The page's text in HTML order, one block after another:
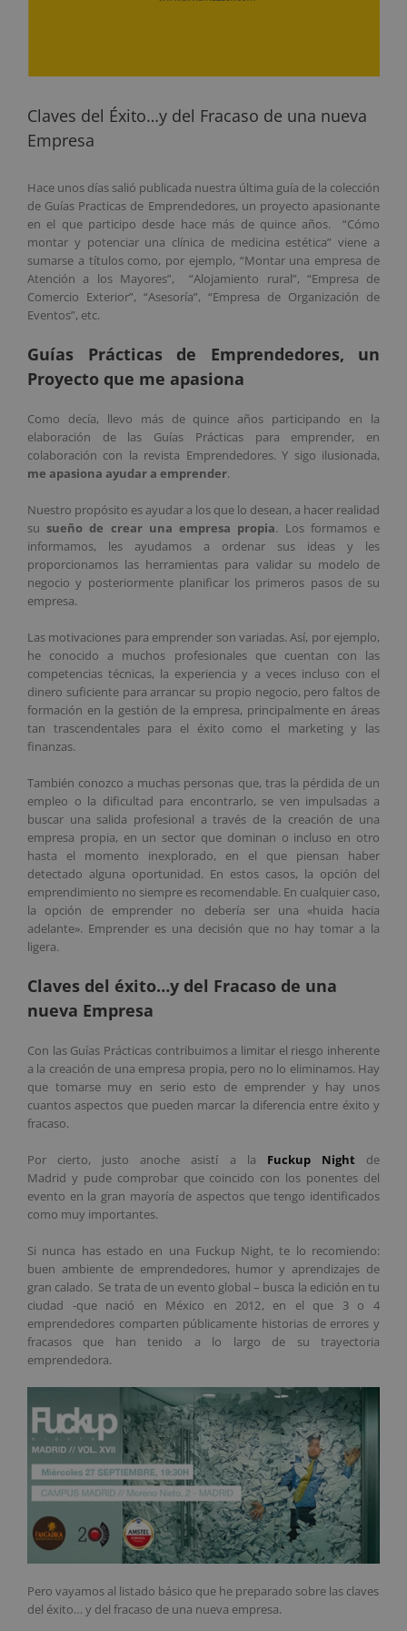
Claves del Éxito…y del Fracaso de una nueva
Empresa
Hace unos días salió publicada nuestra última guía de la colección
de Guías Practicas de Emprendedores, un proyecto apasionante
en el que participo desde hace más de quince años. “Cómo
montar y potenciar una clínica de medicina estética” viene a
sumarse a títulos como, por ejemplo, “Montar una empresa de
Atención a los Mayores”, “Alojamiento rural”, “Empresa de
Comercio Exterior”, “Asesoría”, “Empresa de Organización de
Eventos”, etc.
Guías Prácticas de Emprendedores, un
Proyecto que me apasiona
Como decía, llevo más de quince años participando en la
elaboración de las Guías Prácticas para emprender, en
colaboración con la revista Emprendedores. Y sigo ilusionada,
me apasiona ayudar a emprender.
Nuestro propósito es ayudar a los que lo desean, a hacer realidad
susueño de crear una empresa propia. Los formamos e
informamos, les ayudamos a ordenar sus ideas y les
proporcionamos las herramientas para validar su modelo de
negocio y posteriormente planificar los primeros pasos de su
empresa.
Las motivaciones para emprender son variadas. Así, por ejemplo,
he conocido a muchos profesionales que cuentan con las
competencias técnicas, la experiencia y a veces incluso con el
dinero suficiente para arrancar su propio negocio, pero faltos de
formación en la gestión de la empresa, principalmente en áreas
tan trascendentales para el éxito como el marketing y las
finanzas.
También conozco a muchas personas que, tras la pérdida de un
empleo o la dificultad para encontrarlo, se ven impulsadas a
buscar una salida profesional a través de la creación de una
empresa propia, en un sector que dominan o incluso en otro
hasta el momento inexplorado, en el que piensan haber
detectado alguna oportunidad. En estos casos, la opción del
emprendimiento no siempre es recomendable. En cualquier caso,
la opción de emprender no debería ser una «huida hacia
adelante». Emprender es una decisión que no hay tomar a la
ligera.
Claves del éxito…y del Fracaso de una
nueva Empresa
Con las Guías Prácticas contribuimos a limitar el riesgo inherente
a la creación de una empresa propia, pero no lo eliminamos. Hay
que tomarse muy en serio esto de emprender y hay unos
cuantos aspectos que pueden marcar la diferencia entre éxito y
fracaso.
Por cierto, justo anoche asistí a la Fuckup Night de
Madrid y pude comprobar que coincido con los ponentes del
evento en la gran mayoría de aspectos que tengo identificados
como muy importantes.
Si nunca has estado en una Fuckup Night, te lo recomiendo:
buen ambiente de emprendedores, humor y aprendizajes de
gran calado. Se trata de un evento global – busca la edición en tu
ciudad -que nació en México en 2012, en el que 3 o 4
emprendedores comparten públicamente historias de errores y
fracasos que han tenido a lo largo de su trayectoria
emprendedora.
Pero vayamos al listado básico que he preparado sobre las claves
del éxito… y del fracaso de una nueva empresa.